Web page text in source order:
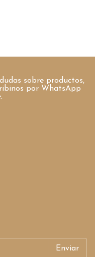
sobre productos,
por WhatsApp